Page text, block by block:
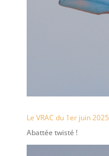
Le VRAC du 1er juin 2025
Abattée twisté !